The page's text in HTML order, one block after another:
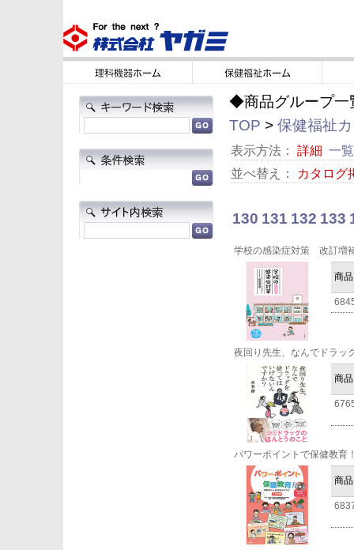
◆商品グループ一
TOP > 保健福祉
表示方法： 詳細 一覧
並べ替え：
カタログ
130 131 132 133
学校の感染症対策 改訂増
商
夜回り先生、なんでドラッ
商
パワーポイントで保健教育
商